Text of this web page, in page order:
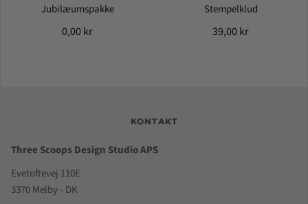
Jubilæumspakke
0,00 kr
Stempelklud
39,00 kr
KONTAKT
Three Scoops Design Studio APS
Evetoftevej 110E
3370 Melby - DK